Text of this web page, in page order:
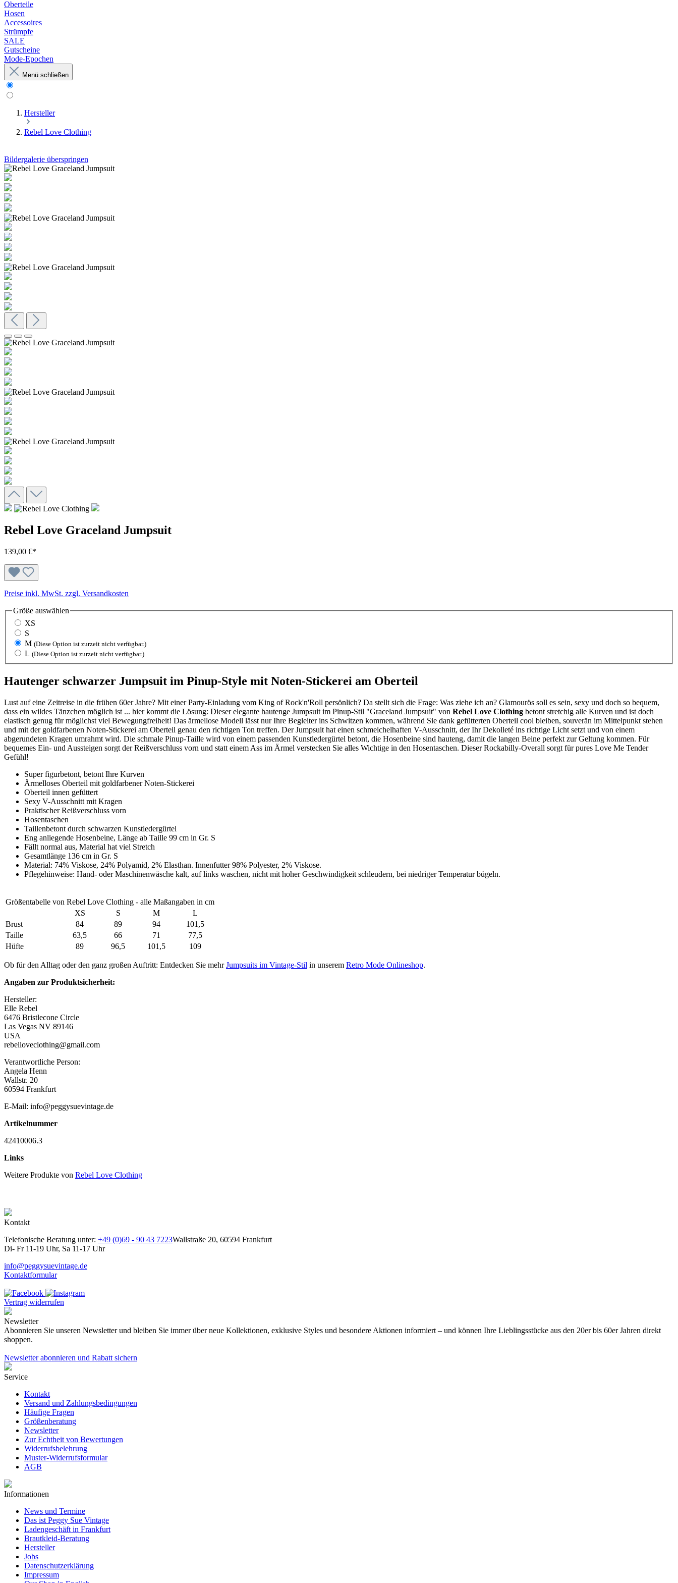
Oberteile
Hosen
Accessoires
Strümpfe
SALE
Gutscheine
Mode-Epochen
Menü schließen
Hersteller
Rebel Love Clothing
Bildergalerie überspringen
Rebel Love Graceland Jumpsuit
139,00 €*
Preise inkl. MwSt. zzgl. Versandkosten
Größe auswählen
XS
S
M (Diese Option ist zurzeit nicht verfügbar.)
L (Diese Option ist zurzeit nicht verfügbar.)
Hautenger schwarzer Jumpsuit im Pinup-Style mit Noten-Stickerei am Oberteil
Lust auf eine Zeitreise in die frühen 60er Jahre? Mit einer Party-Einladung vom King of Rock'n'Roll persönlich? Da stellt sich die Frage: Was ziehe ich an? Glamourös soll es sein, sexy und doch so bequem,
dass ein wildes Tänzchen möglich ist ... hier kommt die Lösung: Dieser elegante hautenge Jumpsuit im Pinup-Stil "Graceland Jumpsuit" von Rebel Love Clothing betont stretchig alle Kurven und ist doch
elastisch genug für möglichst viel Bewegungfreiheit! Das ärmellose Modell lässt nur Ihre Begleiter ins Schwitzen kommen, während Sie dank gefütterten Oberteil cool bleiben, souverän im Mittelpunkt stehen
und mit der goldfarbenen Noten-Stickerei am Oberteil genau den richtigen Ton treffen. Der Jumpsuit hat einen schmeichelhaften V-Ausschnitt, der Ihr Dekolleté ins richtige Licht setzt und von einem
abgerundeten Kragen umrahmt wird. Die schmale Pinup-Taille wird von einem passenden Kunstledergürtel betont, die Hosenbeine sind hauteng, damit die langen Beine perfekt zur Geltung kommen. Für
bequemes Ein- und Aussteigen sorgt der Reißverschluss vorn und statt einem Ass im Ärmel verstecken Sie alles Wichtige in den Hosentaschen. Dieser Rockabilly-Overall sorgt für pures Love Me Tender
Gefühl!
Super figurbetont, betont Ihre Kurven
Ärmelloses Oberteil mit goldfarbener Noten-Stickerei
Oberteil innen gefüttert
Sexy V-Ausschnitt mit Kragen
Praktischer Reißverschluss vorn
Hosentaschen
Taillenbetont durch schwarzen Kunstledergürtel
Eng anliegende Hosenbeine, Länge ab Taille 99 cm in Gr. S
Fällt normal aus, Material hat viel Stretch
Gesamtlänge 136 cm in Gr. S
Material: 74% Viskose, 24% Polyamid, 2% Elasthan. Innenfutter 98% Polyester, 2% Viskose.
Pflegehinweise: Hand- oder Maschinenwäsche kalt, auf links waschen, nicht mit hoher Geschwindigkeit schleudern, bei niedriger Temperatur bügeln.
Größentabelle von Rebel Love Clothing - alle Maßangaben in cm
XS
S M
L
Brust
84 89 94
101,5
Taille
63,5 66 71
77,5
Hüfte
89 96,5 101,5 109
Ob für den Alltag oder den ganz großen Auftritt: Entdecken Sie mehrJumpsuits im Vintage-Stil in unserem Retro Mode Onlineshop.
Angaben zur Produktsicherheit:
Hersteller:
Elle Rebel
6476 Bristlecone Circle
Las Vegas NV 89146
USA
rebelloveclothing@gmail.com
Verantwortliche Person:
Angela Henn
Wallstr. 20
60594 Frankfurt
E-Mail: info@peggysuevintage.de
Artikelnummer
42410006.3
Links
Weitere Produkte von Rebel Love Clothing
Kontakt
Telefonische Beratung unter: +49 (0)69 - 90 43 7223Wallstraße 20, 60594 Frankfurt
Di- Fr 11-19 Uhr, Sa 11-17 Uhr
info@peggysuevintage.de
Kontaktformular
Vertrag widerrufen
Newsletter
Abonnieren Sie unseren Newsletter und bleiben Sie immer über neue Kollektionen, exklusive Styles und besondere Aktionen informiert – und können Ihre Lieblingsstücke aus den 20er bis 60er Jahren direkt
shoppen.
Newsletter abonnieren und Rabatt sichern
Service
Kontakt
Versand und Zahlungsbedingungen
Häufige Fragen
Größenberatung
Newsletter
Zur Echtheit von Bewertungen
Widerrufsbelehrung
Muster-Widerrufsformular
AGB
Informationen
News und Termine
Das ist Peggy Sue Vintage
Ladengeschäft in Frankfurt
Brautkleid-Beratung
Hersteller
Jobs
Datenschutzerklärung
Impressum